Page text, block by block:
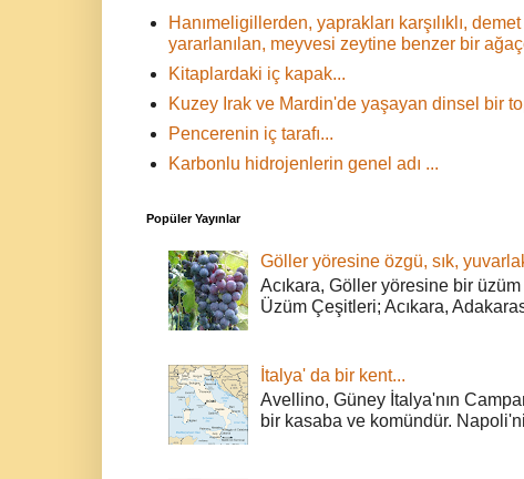
Hanımeligillerden, yaprakları karşılıklı,
yararlanılan, meyvesi zeytine benzer bir
Kitaplardaki iç kapak...
Kuzey Irak ve Mardin'de yaşayan dinsel bir
Pencerenin iç tarafı...
Karbonlu hidrojenlerin genel adı ...
Popüler Yayınlar
Göller yöresine özgü, sık,
Acıkara, Göller yöresine bir
Üzüm Çeşitleri; Acıkara,
İtalya' da bir kent...
Avellino, Güney İtalya'nın
bir kasaba ve komündür.